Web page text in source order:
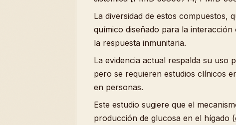
La diversidad de estos compuestos,
químico diseñado para la
la respuesta inmunitaria.
La evidencia actual respalda su uso
pero se requieren estudios clínicos
en personas.
Este estudio sugiere que el
producción de glucosa en el hígado